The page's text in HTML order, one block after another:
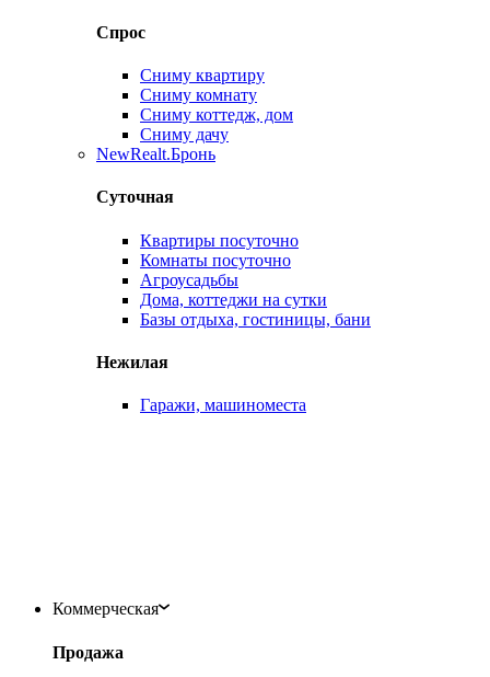
Спрос
Сниму квартиру
Сниму комнату
Сниму коттедж, дом
Сниму дачу
NewRealt.Бронь
Суточная
Квартиры посуточно
Комнаты посуточно
Агроусадьбы
Дома, коттеджи на сутки
Базы отдыха, гостиницы, бани
Нежилая
Гаражи, машиноместа
Коммерческая
Продажа